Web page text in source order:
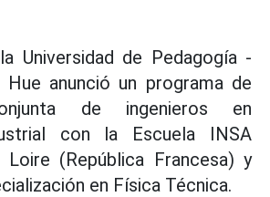
Universidad de Pedagogía -
Hue anunció un programa de
de ingenieros en
con la Escuela INSA
(República Francesa) y
en Física Técnica.